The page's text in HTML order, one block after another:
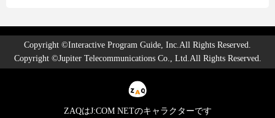
Copyright ©Interactive Program Guide, Inc.All Rights Reserved.
Copyright ©Jupiter Telecommunications Co., Ltd.All Rights Reserved.
ZAQはJ:COM NETのキャラクターです